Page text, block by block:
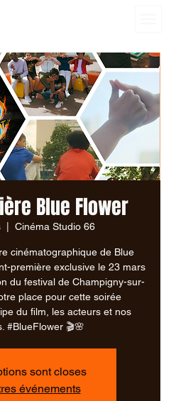
Blue Flower
  |
Cinéma Studio 66
cinématographique de Blue
première exclusive le 23 mars
du festival de Champigny-sur-
place pour cette soirée
du film, les acteurs et nos
#BlueFlower 🎬🌸
sont closes
événements